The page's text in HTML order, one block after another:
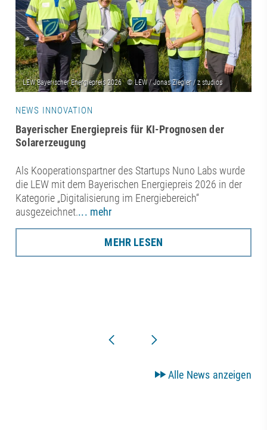
NEWS INNOVATION
Bayerischer Energiepreis für KI-Prognosen der
Solarerzeugung
Als Kooperationspartner des Startups Nuno Labs wurde
die LEW mit dem Bayerischen Energiepreis 2026 in der
Kategorie „Digitalisierung im Energiebereich“
ausgezeichnet.... mehr
MEHR LESEN
Alle News anzeigen